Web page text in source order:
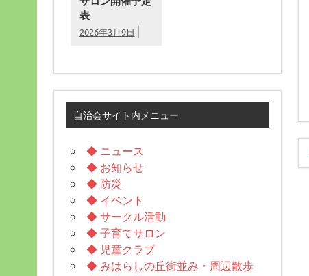
表
2026年3月9日
自治会サイト内メニュー
◆ ニュース
◆ お知らせ
◆ 防災
◆ イベント
◆ サークル活動
◆ 子育てサロン
◆ 児童クラブ
◆ みはらしの丘街並み・周辺散歩